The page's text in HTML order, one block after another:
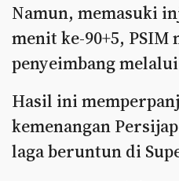
Namun, memasuki
menit ke-90+5,
penyeimbang
Hasil ini
kemenangan
laga beruntun di